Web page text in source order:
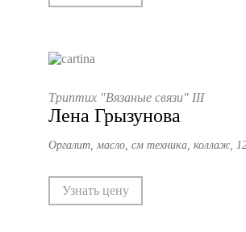
Триптих "Вязаные связи" III
Лена Грызунова
Оргалит, масло, см техника, коллаж,
Узнать цену